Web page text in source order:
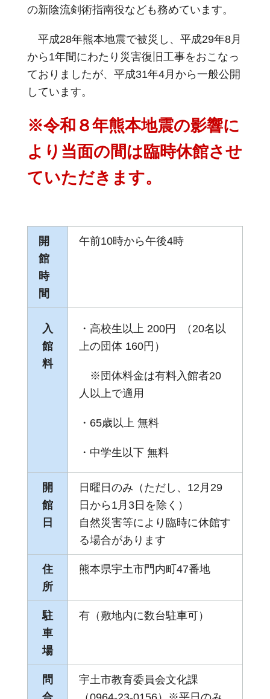
の新陰流剣術指南役なども務めています。
平成28年熊本地震で被災し、平成29年8月
から1年間にわたり災害復旧工事をおこなっ
ておりましたが、平成31年4月から一般公開
しています。
※令和８年熊本地震の影響に
より当面の間は臨時休館させ
ていただきます。
開
館
時
間
午前10時から午後4時
入
館
料
・高校生以上 200円 （20名以
上の団体 160円）
※団体料金は有料入館者20
人以上で適用
・65歳以上 無料
・中学生以下 無料
開
館
日
日曜日のみ（ただし、12月29
日から1月3日を除く）
自然災害等により臨時に休館す
る場合があります
住
所
熊本県宇土市門内町47番地
駐
車
場
有（敷地内に数台駐車可）
問
宇土市教育委員会文化課